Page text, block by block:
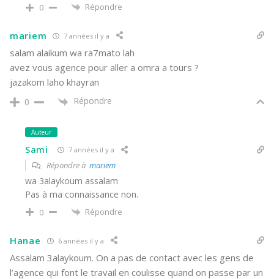
0 Répondre
mariem 7 années il y a
salam alaikum wa ra7mato lah
avez vous agence pour aller a omra a tours ?
jazakom laho khayran
0 Répondre
Auteur
Sami 7 années il y a
Répondre à mariem
wa 3alaykoum assalam
Pas à ma connaissance non.
0 Répondre
Hanae 6 années il y a
Assalam 3alaykoum. On a pas de contact avec les gens de
l’agence qui font le travail en coulisse quand on passe par un